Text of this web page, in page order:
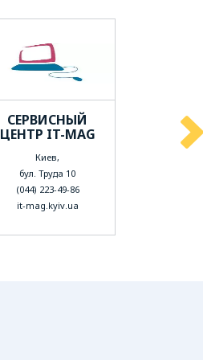
СЕРВИСНЫЙ
ЦЕНТР IT-MAG
Киев,
бул. Труда 10
(044) 223-49-86
it-mag.kyiv.ua
LINK
ЦЕНТР